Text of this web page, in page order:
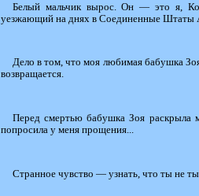
Белый мальчик вырос. Он — это я,
уезжающий на днях в Соединенные Штаты
Дело в том, что моя любимая бабушка
возвращается.
Перед смертью бабушка Зоя раскрыла
попросила у меня прощения...
Странное чувство — узнать, что ты не